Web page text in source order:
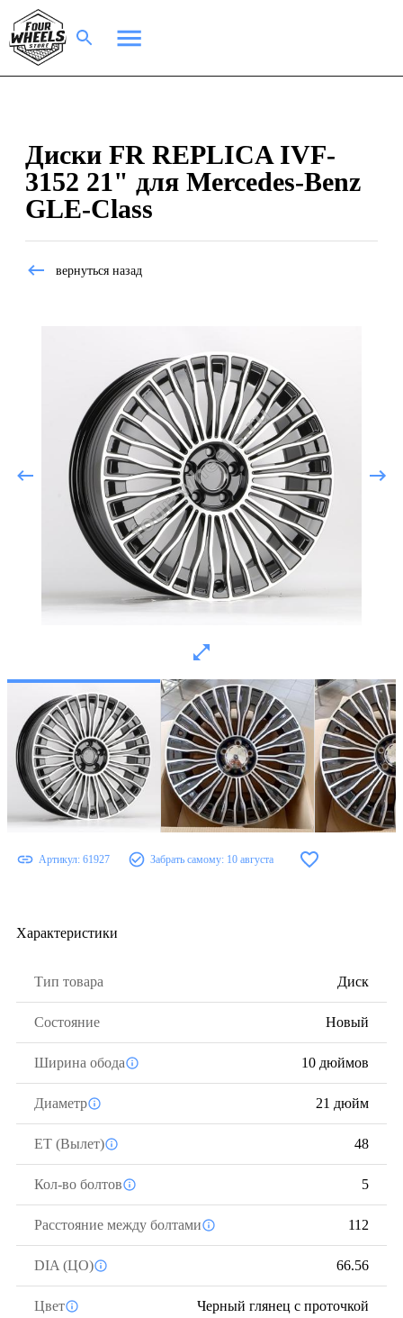
Диски FR REPLICA IVF-
3152 21" для Mercedes-Benz
GLE-Class
вернуться назад
Артикул: 61927 Забрать самому: 10 августа
Характеристики
Тип товара Диск
Состояние Новый
Ширина обода 10 дюймов
Диаметр 21 дюйм
ЕТ (Вылет) 48
Кол-во болтов 5
Расстояние между болтами 112
DIA (ЦО) 66.56
Цвет Черный глянец с проточкой